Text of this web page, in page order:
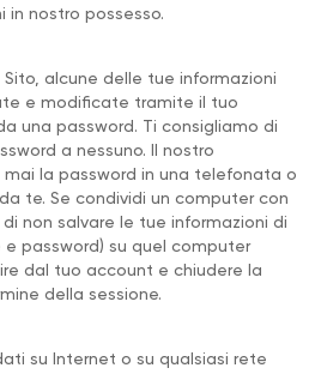
in nostro possesso.
alcune delle tue informazioni
e modificate tramite il tuo
una password. Ti consigliamo di
a nessuno. Il nostro
la password in una telefonata o
te. Se condividi un computer con
non salvare le tue informazioni di
password) su quel computer
dal tuo account e chiudere la
della sessione.
su Internet o su qualsiasi rete